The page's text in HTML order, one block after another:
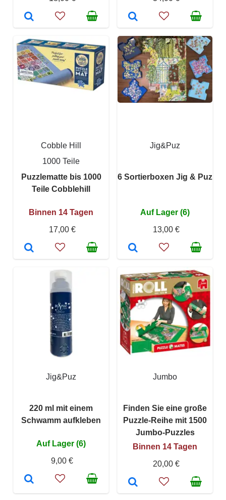
Cobble Hill
1000 Teile
Puzzlematte bis 1000
Teile Cobblehill
Binnen 14 Tagen
17,00 €
Jig&Puz
6 Sortierboxen Jig & Puz
Auf Lager (6)
13,00 €
Jig&Puz
220 ml mit einem
Schwamm aufkleben
Auf Lager (6)
9,00 €
Jumbo
Finden Sie eine große
Puzzle-Reihe mit 1500
Jumbo-Puzzles
Binnen 14 Tagen
20,00 €